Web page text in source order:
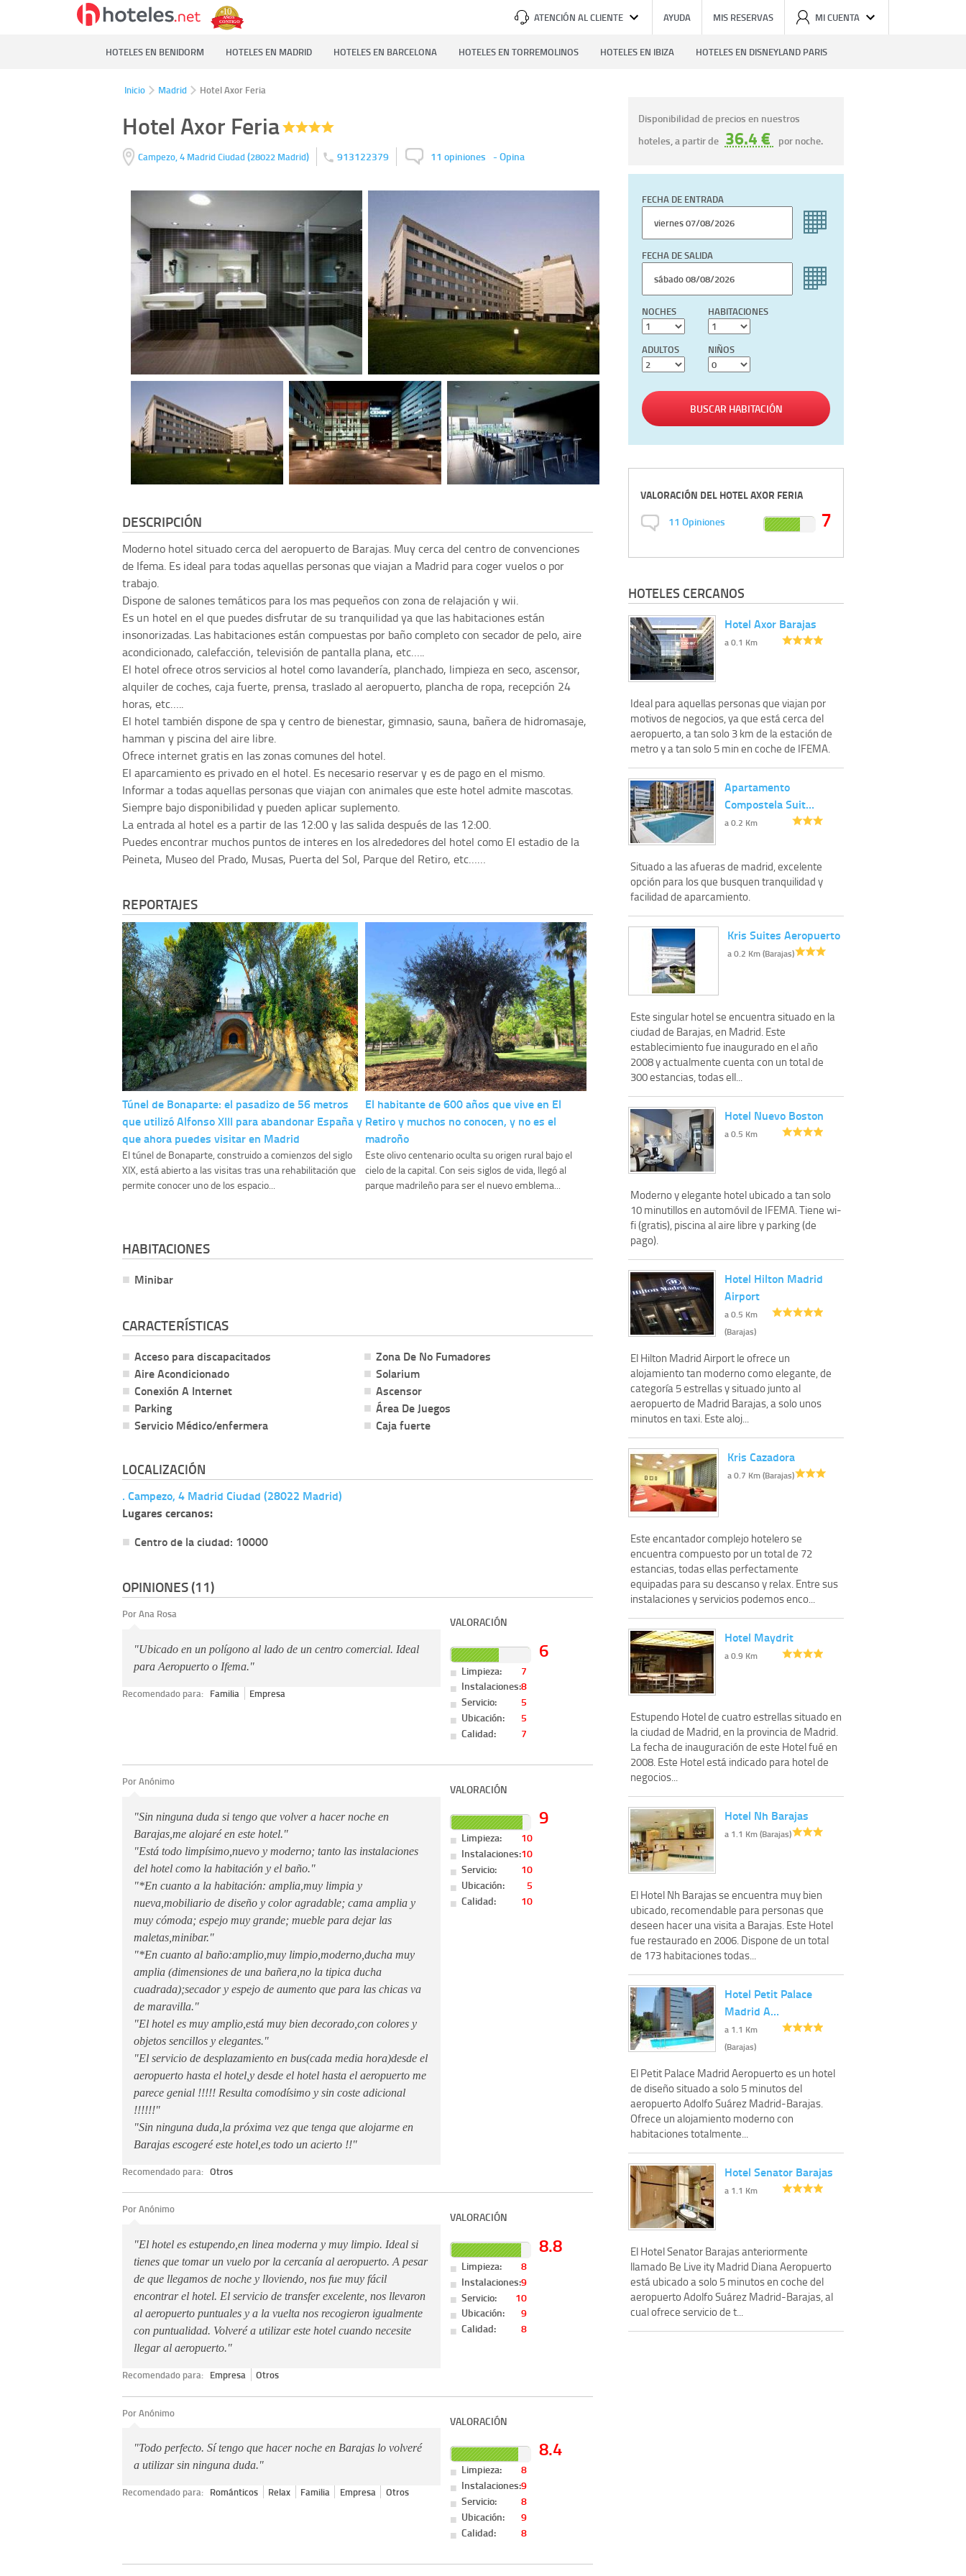
ATENCIÓN AL CLIENTE AYUDA MIS RESERVAS MI CUENTA
HOTELES EN BENIDORM HOTELES EN MADRID HOTELES EN BARCELONA HOTELES EN TORREMOLINOS HOTELES EN IBIZA HOTELES EN DISNEYLAND PARIS
Inicio Madrid Hotel Axor Feria
Hotel Axor Feria
Campezo, 4 Madrid Ciudad(28022 Madrid) 913122379 11 opiniones -Opina
DESCRIPCIÓN
Moderno hotel situado cerca del aeropuerto de Barajas. Muy cerca del centro de convenciones
de Ifema. Es ideal para todas aquellas personas que viajan a Madrid para coger vuelos o por
trabajo.
Dispone de salones temáticos para los mas pequeños con zona de relajación y wii.
Es un hotel en el que puedes disfrutar de su tranquilidad ya que las habitaciones están
insonorizadas. Las habitaciones están compuestas por baño completo con secador de pelo, aire
acondicionado, calefacción, televisión de pantalla plana, etc…..
El hotel ofrece otros servicios al hotel como lavandería, planchado, limpieza en seco, ascensor,
alquiler de coches, caja fuerte, prensa, traslado al aeropuerto, plancha de ropa, recepción 24
horas, etc…..
El hotel también dispone de spa y centro de bienestar, gimnasio, sauna, bañera de hidromasaje,
hamman y piscina del aire libre.
Ofrece internet gratis en las zonas comunes del hotel.
El aparcamiento es privado en el hotel. Es necesario reservar y es de pago en el mismo.
Informar a todas aquellas personas que viajan con animales que este hotel admite mascotas.
Siempre bajo disponibilidad y pueden aplicar suplemento.
La entrada al hotel es a partir de las 12:00 y las salida después de las 12:00.
Puedes encontrar muchos puntos de interes en los alrededores del hotel como El estadio de la
Peineta, Museo del Prado, Musas, Puerta del Sol, Parque del Retiro, etc……
REPORTAJES
Túnel de Bonaparte: el pasadizo de 56 metros
que utilizó Alfonso XIII para abandonar España y
que ahora puedes visitar en Madrid
El túnel de Bonaparte, construido a comienzos del siglo
XIX, está abierto a las visitas tras una rehabilitación que
permite conocer uno de los espacio...
El habitante de 600 años que vive en El
Retiro y muchos no conocen, y no es el
madroño
Este olivo centenario oculta su origen rural bajo el
cielo de la capital. Con seis siglos de vida, llegó al
parque madrileño para ser el nuevo emblema...
HABITACIONES
Minibar
CARACTERÍSTICAS
Acceso para discapacitados
Aire Acondicionado
Conexión A Internet
Parking
Servicio Médico/enfermera
Zona De No Fumadores
Solarium
Ascensor
Área De Juegos
Caja fuerte
LOCALIZACIÓN
. Campezo, 4 Madrid Ciudad (28022 Madrid)
Lugares cercanos:
Centro de la ciudad: 10000
OPINIONES (11)
Por Ana Rosa
"Ubicado en un polígono al lado de un centro comercial. Ideal
para Aeropuerto o Ifema."
Recomendado para: Familia Empresa
VALORACIÓN
6
Limpieza:
7
Instalaciones:8
Servicio:
5
Ubicación:
5
Calidad:
7
Por Anónimo
"Sin ninguna duda si tengo que volver a hacer noche en
Barajas,me alojaré en este hotel."
"Está todo limpísimo,nuevo y moderno; tanto las instalaciones
del hotel como la habitación y el baño."
"*En cuanto a la habitación: amplia,muy limpia y
nueva,mobiliario de diseño y color agradable; cama amplia y
muy cómoda; espejo muy grande; mueble para dejar las
maletas,minibar."
"*En cuanto al baño:amplio,muy limpio,moderno,ducha muy
amplia (dimensiones de una bañera,no la tipica ducha
cuadrada);secador y espejo de aumento que para las chicas va
de maravilla."
"El hotel es muy amplio,está muy bien decorado,con colores y
objetos sencillos y elegantes."
"El servicio de desplazamiento en bus(cada media hora)desde el
aeropuerto hasta el hotel,y desde el hotel hasta el aeropuerto me
parece genial !!!!! Resulta comodísimo y sin coste adicional
!!!!!!"
"Sin ninguna duda,la próxima vez que tenga que alojarme en
Barajas escogeré este hotel,es todo un acierto !!"
Recomendado para: Otros
VALORACIÓN
9
Limpieza:
10
Instalaciones:10
Servicio:
10
Ubicación:
5
Calidad:
10
Por Anónimo
"El hotel es estupendo,en linea moderna y muy limpio. Ideal si
tienes que tomar un vuelo por la cercanía al aeropuerto. A pesar
de que llegamos de noche y lloviendo, nos fue muy fácil
encontrar el hotel. El servicio de transfer excelente, nos llevaron
al aeropuerto puntuales y a la vuelta nos recogieron igualmente
con puntualidad. Volveré a utilizar este hotel cuando necesite
llegar al aeropuerto."
Recomendado para: Empresa Otros
VALORACIÓN
8.8
Limpieza:
8
Instalaciones:9
Servicio:
10
Ubicación:
9
Calidad:
8
Por Anónimo
"Todo perfecto. Sí tengo que hacer noche en Barajas lo volveré
a utilizar sin ninguna duda."
Recomendado para: Románticos Relax Familia Empresa Otros
VALORACIÓN
8.4
Limpieza:
8
Instalaciones:9
Servicio:
8
Ubicación:
9
Calidad:
8
Disponibilidad de precios en nuestros
hoteles, a partir de 36.4 € por noche.
FECHA DE ENTRADA
FECHA DE SALIDA
NOCHES HABITACIONES
ADULTOS NIÑOS
BUSCAR HABITACIÓN
VALORACIÓN DELHOTEL AXOR FERIA
11 Opiniones 7
HOTELES CERCANOS
Hotel Axor Barajas
a 0.1 Km
Ideal para aquellas personas que viajan por
motivos de negocios, ya que está cerca del
aeropuerto, a tan solo 3 km de la estación de
metro y a tan solo 5 min en coche de IFEMA.
Apartamento
Compostela Suit…
a 0.2 Km
Situado a las afueras de madrid, excelente
opción para los que busquen tranquilidad y
facilidad de aparcamiento.
Kris Suites Aeropuerto
a 0.2 Km (Barajas)
Este singular hotel se encuentra situado en la
ciudad de Barajas, en Madrid. Este
establecimiento fue inaugurado en el año
2008 y actualmente cuenta con un total de
300 estancias, todas ell...
Hotel Nuevo Boston
a 0.5 Km
Moderno y elegante hotel ubicado a tan solo
10 minutillos en automóvil de IFEMA. Tiene wi-
fi (gratis), piscina al aire libre y parking (de
pago).
Hotel Hilton Madrid
Airport
a 0.5 Km
(Barajas)
El Hilton Madrid Airport le ofrece un
alojamiento tan moderno como elegante, de
categoría 5 estrellas y situado junto al
aeropuerto de Madrid Barajas, a solo unos
minutos en taxi. Este aloj...
Kris Cazadora
a 0.7 Km (Barajas)
Este encantador complejo hotelero se
encuentra compuesto por un total de 72
estancias, todas ellas perfectamente
equipadas para su descanso y relax. Entre sus
instalaciones y servicios podemos enco...
Hotel Maydrit
a 0.9 Km
Estupendo Hotel de cuatro estrellas situado en
la ciudad de Madrid, en la provincia de Madrid.
La fecha de inauguración de este Hotel fué en
2008. Este Hotel está indicado para hotel de
negocios...
Hotel Nh Barajas
a 1.1 Km (Barajas)
El Hotel Nh Barajas se encuentra muy bien
ubicado, recomendable para personas que
deseen hacer una visita a Barajas. Este Hotel
fue restaurado en 2006. Dispone de un total
de 173 habitaciones todas...
Hotel Petit Palace
Madrid A…
a 1.1 Km
(Barajas)
El Petit Palace Madrid Aeropuerto es un hotel
de diseño situado a solo 5 minutos del
aeropuerto Adolfo Suárez Madrid-Barajas.
Ofrece un alojamiento moderno con
habitaciones totalmente...
Hotel Senator Barajas
a 1.1 Km
El Hotel Senator Barajas anteriormente
llamado Be Live ity Madrid Diana Aeropuerto
está ubicado a solo 5 minutos en coche del
aeropuerto Adolfo Suárez Madrid-Barajas, al
cual ofrece servicio de t...